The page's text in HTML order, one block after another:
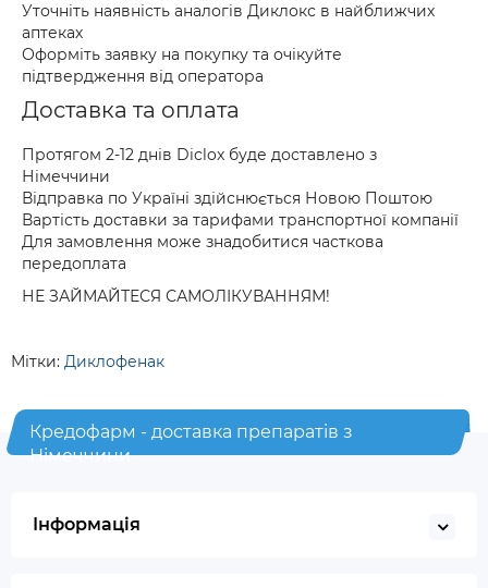
Уточніть наявність аналогів Диклокс в найближчих
аптеках
Оформіть заявку на покупку та очікуйте
підтвердження від оператора
Доставка та оплата
Протягом 2-12 днів Diclox буде доставлено з
Німеччини
Відправка по Україні здійснюється Новою Поштою
Вартість доставки за тарифами транспортної компанії
Для замовлення може знадобитися часткова
передоплата
НЕ ЗАЙМАЙТЕСЯ САМОЛІКУВАННЯМ!
Мітки: Диклофенак
Кредофарм - доставка препаратів з
Німеччини
Інформація